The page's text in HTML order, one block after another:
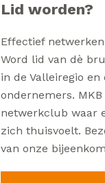
Lid worden?
Effectief
Word lid van dè
in de Valleiregio
ondernemers. MKB
netwerkclub waar
zich thuisvoelt.
van onze